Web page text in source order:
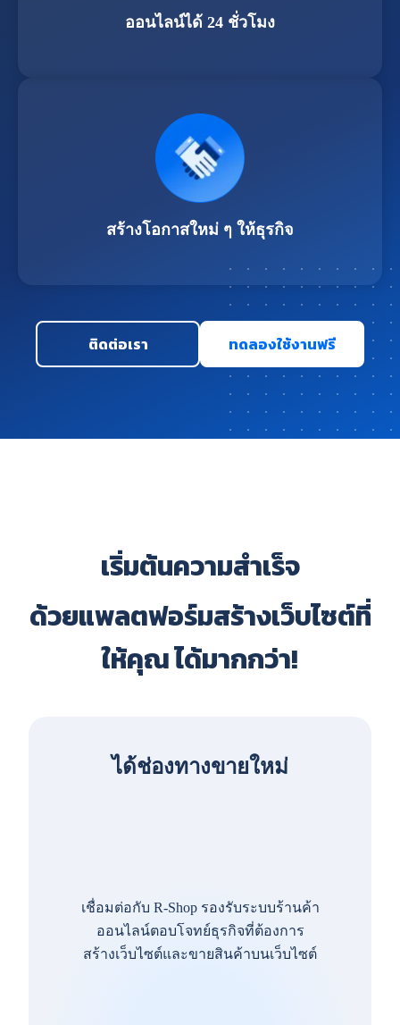
ออนไลน์ได้ 24 ชั่วโมง
สร้างโอกาสใหม่ ๆ ให้ธุรกิจ
ติดต่อเรา ทดลองใช้งานฟรี
เริ่มต้นความสำเร็จ
ด้วยแพลตฟอร์มสร้างเว็บไซต์ที่
ให้คุณ ได้มากกว่า!
ได้ช่องทางขายใหม่
เชื่อมต่อกับ R-Shop รองรับระบบร้านค้า
ออนไลน์ตอบโจทย์ธุรกิจที่ต้องการ
สร้างเว็บไซต์และขายสินค้าบนเว็บไซต์